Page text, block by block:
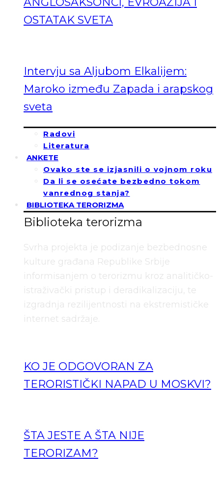
OSTATAK SVETA
Intervju sa Aljubom Elkalijem:
Maroko između Zapada i arapskog
sveta
Radovi
Literatura
ANKETE
Ovako ste se izjasnili o vojnom roku
Da li se osećate bezbedno tokom
vanrednog stanja?
BIBLIOTEKA TERORIZMA
Biblioteka terorizma
Svrha projekta je podizanje bezbednosne
kulture građana Republike Srbije
informisanjem o terorizmu kroz analitičko-
istraživački pristup i deradikalizaciju, te
izgradnja rezilijentnosti na ekstremističke
internet sadržaje.
KO JE ODGOVORAN ZA
TERORISTIČKI NAPAD U MOSKVI?
ŠTA JESTE A ŠTA NIJE
TERORIZAM?